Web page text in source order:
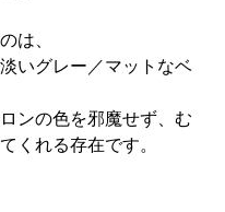
は、
いグレー／マットなベ
ンの色を邪魔せず、む
くれる存在です。